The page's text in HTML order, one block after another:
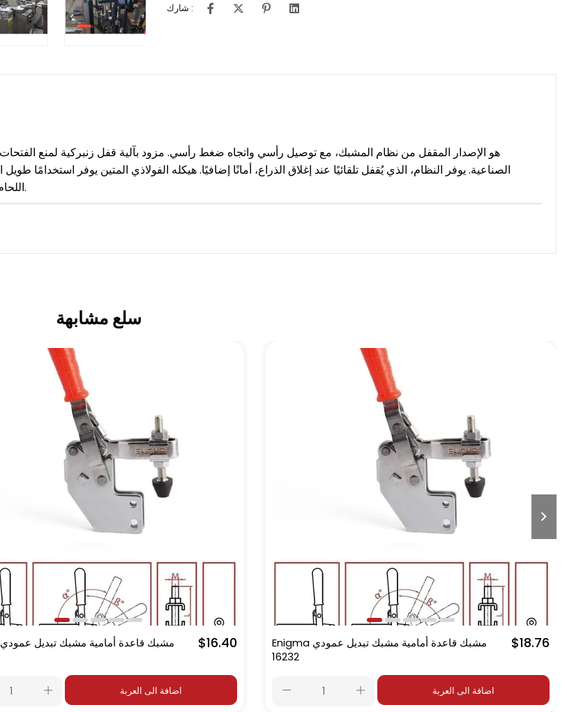
شارك :
الصناعية. يوفر النظام، الذي يُقفل تلقائيًا عند إغلاق الذراع، أمانًا إضافيًا. هيكله الفولاذي المتين يوفر استخدامًا
اللحام، وتركيبات القياس. يتكيف هيكل ذراعه المفتوح مع ارتفاعات الأجزاء المختلفة.
سلع مشابهة
$16.40
اضافة الى العربة
Enigma مشبك قاعدة أمامية مشبك تبديل عمودي
16232
$18.76
اضافة الى العربة